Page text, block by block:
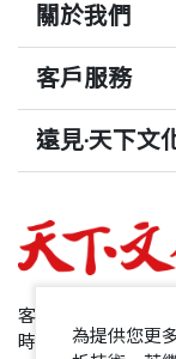
關於我們
客戶服務
遠見‧天下文
哈佛商業評論
客服專線：+886 2
時間：週一~週五
為提供您更